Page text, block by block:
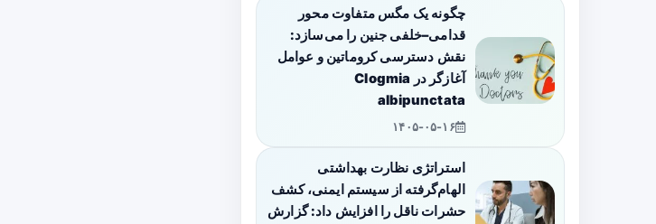
چگونه یک مگس متفاوت محور
قدامی–خلفی جنین را می‌سازد:
نقش دسترسی کروماتین و عوامل
آغازگر در Clogmia
albipunctata
۱۴۰۵-۰۵-۱۶
استراتژی نظارت بهداشتی
الهام‌گرفته از سیستم ایمنی، کشف
حشرات ناقل را افزایش داد: گزارش